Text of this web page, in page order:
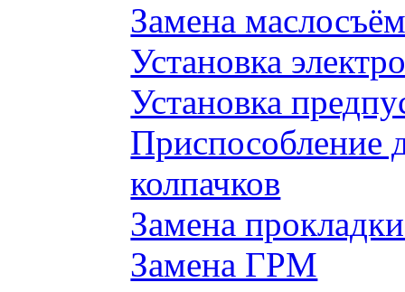
Замена
Установка
Установка
Приспособление
колпачков
Замена
Замена ГРМ